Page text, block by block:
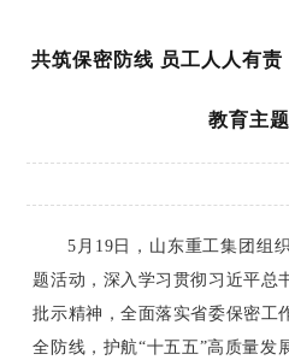
共筑保密防线 员工人人有
教育主
5月19日，山东重工集团组织
题活动，深入学习贯彻习近平总
批示精神，全面落实省委保密工
全防线，护航“十五五”高质量发